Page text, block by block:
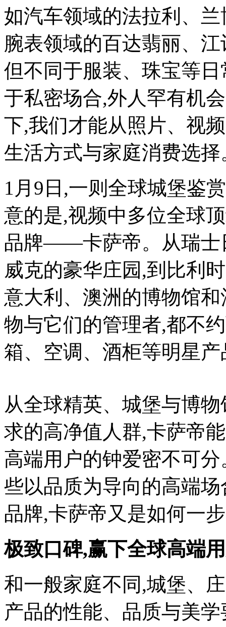
社
会
消
费
况,
每
一
个
行
业
独
特
奢
侈
产
品,
如
汽
车
域
的
法
拉
兰
博
基
尼,
饰
领
的
爱
马
仕,
腕
表
领
域
的
百
翡
丽、
如汽车领域的法拉利、
腕表领域的百达翡丽、
但不同于服装、珠宝等
于私密场合,外人罕有机
下,我们才能从照片、视
生活方式与家庭消费选择
1月9日,一则全球城堡鉴
意的是,视频中多位全球
品牌——卡萨帝。从瑞士
威克的豪华庄园,到比利
意大利、澳洲的博物馆
物与它们的管理者,都不
箱、空调、酒柜等明星产
从全球精英、城堡与博
求的高净值人群,卡萨帝
高端用户的钟爱密不可
些以品质为导向的高端
品牌,卡萨帝又是如何一
极致口碑,赢下全球高端
和一般家庭不同,城堡、
产品的性能、品质与美